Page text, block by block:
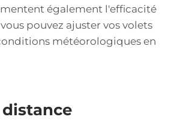
également l'efficacité
pouvez ajuster vos volets
météorologiques en